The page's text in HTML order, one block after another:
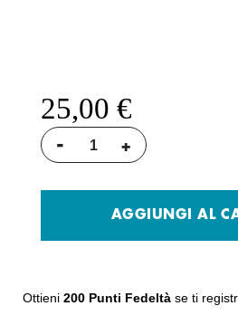
25,00 €
- +
AGGIUNGI AL
Ottieni 200 Punti Fedeltà se ti